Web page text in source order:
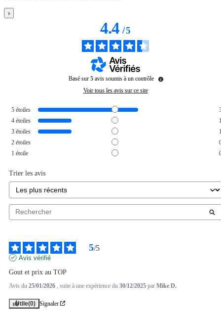
›
4.4/5
Basé sur 5 avis soumis à un contrôle
Voir tous les avis sur ce site
5 étoiles
4 étoiles
3 étoiles
2 étoiles
1 étoile
Trier les avis
5/5
Avis vérifié
Gout et prix au TOP
Avis du 25/01/2026 , suite à une expérience du 30/12/2025 par Mike D.
Utile(0) Signaler